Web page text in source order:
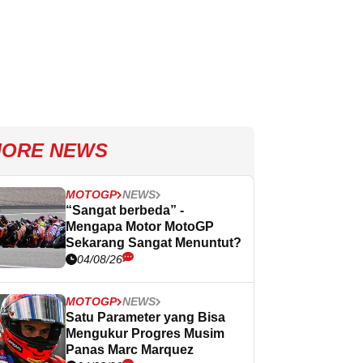
NEWS
MOTOGP NEWS
“Sangat berbeda” -
Mengapa Motor MotoGP
Sekarang Sangat Menuntut?
04/08/26
MOTOGP NEWS
Satu Parameter yang Bisa
Mengukur Progres Musim
Panas Marc Marquez